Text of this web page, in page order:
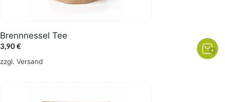
Brennnessel Tee
3,90€
zzgl. Versand